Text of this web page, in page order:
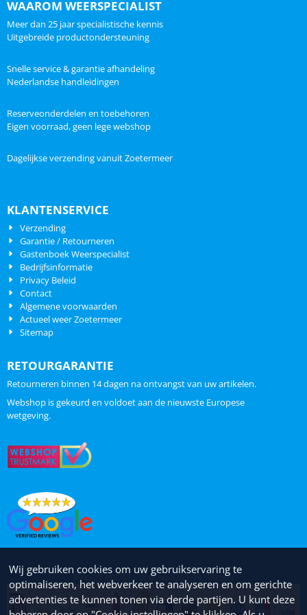
WAAROM WEERSPECIALIST
Meer dan 25 jaar specialistische kennis
Uitgebreide productondersteuning
Snelle service & garantie afhandeling
Nederlandse handleidingen
Reserveonderdelen en toebehoren
Eigen voorraad, geen lege webshop
Dagelijkse verzending vanuit Zoetermeer
KLANTENSERVICE
Verzending
Garantie / Retourneren
Gastenboek Weerspecialist
Bedrijfsinformatie
Privacy Beleid
Contact
Algemene voorwaarden
Actueel weer Zoetermeer
Sitemap
RETOURGARANTIE
Retourneren binnen 14 dagen na ontvangst van uw artikelen.
Webshop is gekeurd en voldoet aan de nieuwste Europese
wetgeving.
KvK: 27263707 - Btw: NL8203.95.109.B01
Wij gebruiken cookies om uw gebruikservaring te
optimaliseren, het webverkeer te analyseren en om gerichte
advertenties te kunnen tonen via derde partijen. U kunt deze